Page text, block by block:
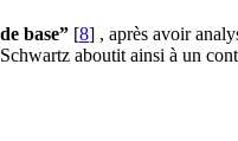
base” [8] , après avoir
aboutit ainsi à un